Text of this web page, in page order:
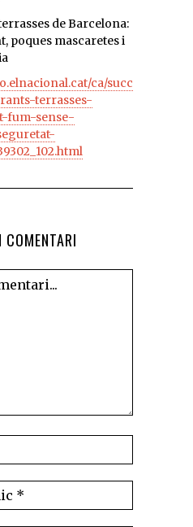
de Barcelona:
poques mascaretes i
ca/successos/
terrasses-
fum-sense-
COMENTARI